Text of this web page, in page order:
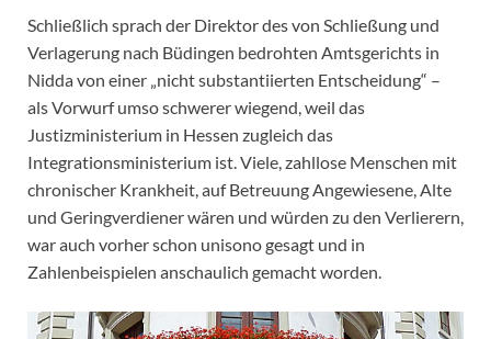
Schließlich sprach der Direktor des von Schließung und
Verlagerung nach Büdingen bedrohten Amtsgerichts in
Nidda von einer „nicht substantiierten Entscheidung“ –
als Vorwurf umso schwerer wiegend, weil das
Justizministerium in Hessen zugleich das
Integrationsministerium ist. Viele, zahllose Menschen mit
chronischer Krankheit, auf Betreuung Angewiesene, Alte
und Geringverdiener wären und würden zu den Verlierern,
war auch vorher schon unisono gesagt und in
Zahlenbeispielen anschaulich gemacht worden.